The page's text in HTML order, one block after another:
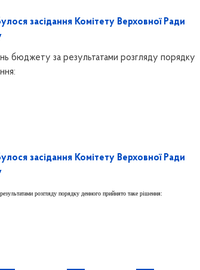
засідання Комітету Верховної Ради
бюджету за результатами розгляду порядку
засідання Комітету Верховної Ради
розгляду порядку денного прийнято таке рішення: